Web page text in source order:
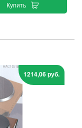
Купить
1214,06 руб.